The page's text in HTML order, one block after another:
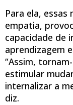
Para ela,
empatia,
capacidade de
aprendizagem
“Assim,
estimular
internalizar a
diz.